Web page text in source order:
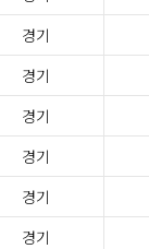
경기
경기
경기
경기
경기
경기